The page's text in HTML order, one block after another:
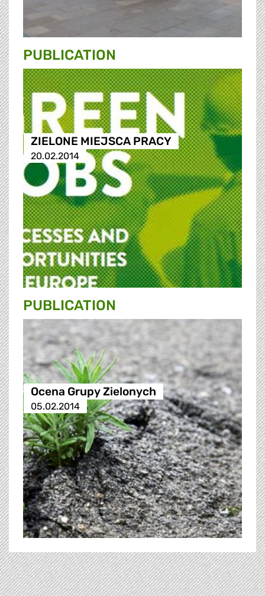
PUBLICATION
ZIELONE MIEJSCA PRACY
20.02.2014
PUBLICATION
Ocena Grupy Zielonych
05.02.2014